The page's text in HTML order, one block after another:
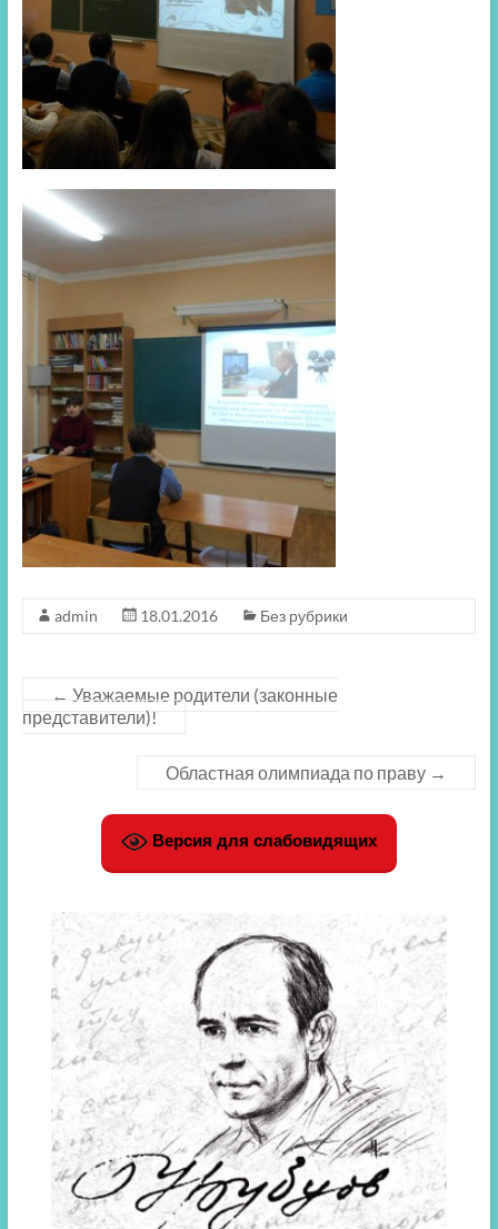
admin 18.01.2016 Без рубрики
← Уважаемые родители (законные
представители)!
Областная олимпиада по праву →
Версия для слабовидящих